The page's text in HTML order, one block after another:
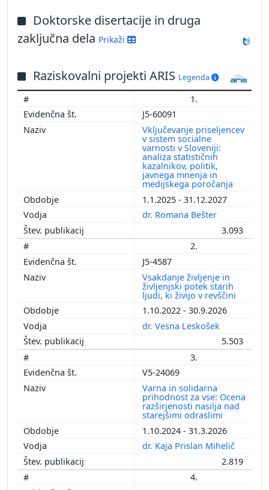
Doktorske disertacije in druga
zaključna dela Prikaži
Raziskovalni projekti ARIS Legenda
1.
J5-60091
Vključevanje priseljencev
v sistem socialne
varnosti v Sloveniji:
analiza statističnih
kazalnikov, politik,
javnega mnenja in
medijskega poročanja
1.1.2025 - 31.12.2027
dr. Romana Bešter
3.093
2.
J5-4587
Vsakdanje življenje in
življenjski potek starih
ljudi, ki živijo v revščini
1.10.2022 - 30.9.2026
dr. Vesna Leskošek
5.503
3.
V5-24069
Varna in solidarna
prihodnost za vse: Ocena
razširjenosti nasilja nad
starejšimi odraslimi
1.10.2024 - 31.3.2026
dr. Kaja Prislan Mihelič
2.819
4.